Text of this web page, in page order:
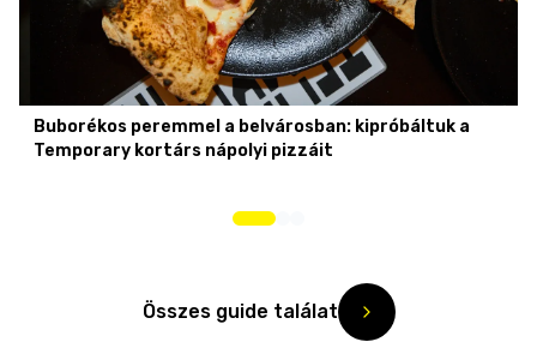
Buborékos peremmel a belvárosban: kipróbáltuk a
Temporary kortárs nápolyi pizzáit
Összes guide találat